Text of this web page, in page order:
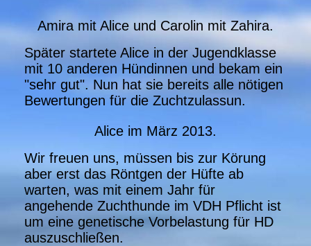
Amira mit Alice und Carolin mit Zahira.
Später startete Alice in der Jugendklasse
mit 10 anderen Hündinnen und bekam ein
"sehr gut". Nun hat sie bereits alle nötigen
Bewertungen für die Zuchtzulassun.
Alice im März 2013.
Wir freuen uns, müssen bis zur Körung
aber erst das Röntgen der Hüfte ab
warten, was mit einem Jahr für
angehende Zuchthunde im VDH Pflicht ist
um eine genetische Vorbelastung für HD
auszuschließen.